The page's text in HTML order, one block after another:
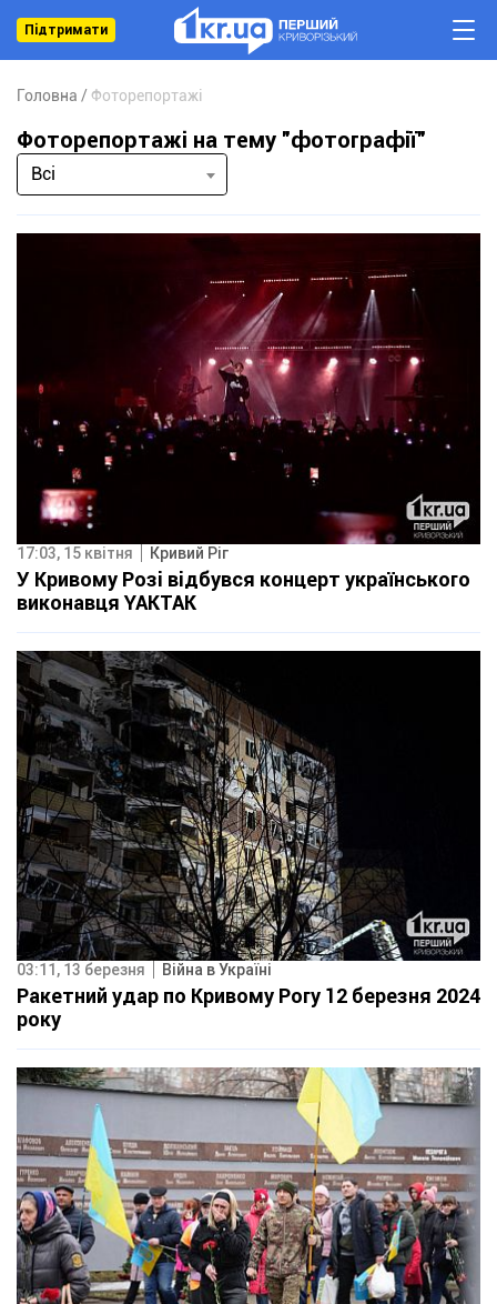
Підтримати
Головна Фоторепортажі
Фоторепортажі на тему "фотографії"
Всі
17:03, 15 квітня Кривий Ріг
У Кривому Розі відбувся концерт українського
виконавця YAKTAK
03:11, 13 березня Війна в Україні
Ракетний удар по Кривому Рогу 12 березня 2024
року